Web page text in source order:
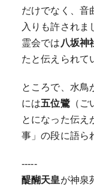
だけでなく、音
入りも許されま
霊会では 八坂神
たと伝えられて
ところで、水鳥
には五位鷺（ご
とになった伝え
事」の段に語ら
-----
醍醐天皇が神泉